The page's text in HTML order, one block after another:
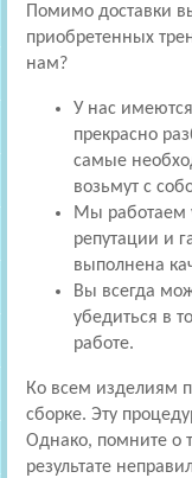
Помимо доставки
приобретенных
нам?
У нас
прекрасно
самые
возьмут с
Мы работаем
репутации и
выполнена
Вы всегда
убедиться в
работе.
Ко всем изделиям
сборке. Эту
Однако, помните о
результате